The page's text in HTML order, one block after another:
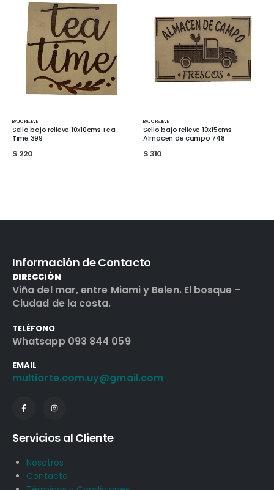
BAJO RELIEVE
Sello bajo relieve 10x15cms
Almacen de campo 748
$310
BAJO RELIEVE
Sello bajo relieve 10x15cms Frmers
758
$310
Información de Contacto
DIRECCIÓN
Viña del mar, entre Miami y Belen. El bosque -
Ciudad de la costa.
TELÉFONO
Whatsapp 093 844 059
EMAIL
multiarte.com.uy@gmail.com
Servicios al Cliente
Nosotros
Contacto